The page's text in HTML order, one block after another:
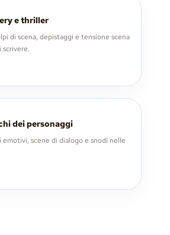
e thriller
di scena, depistaggi e tensione scena
scrivere.
dei personaggi
emotivi, scene di dialogo e snodi nelle